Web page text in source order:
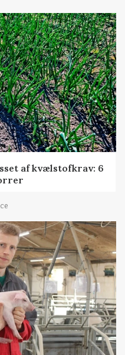
af kvælstofkrav: 6